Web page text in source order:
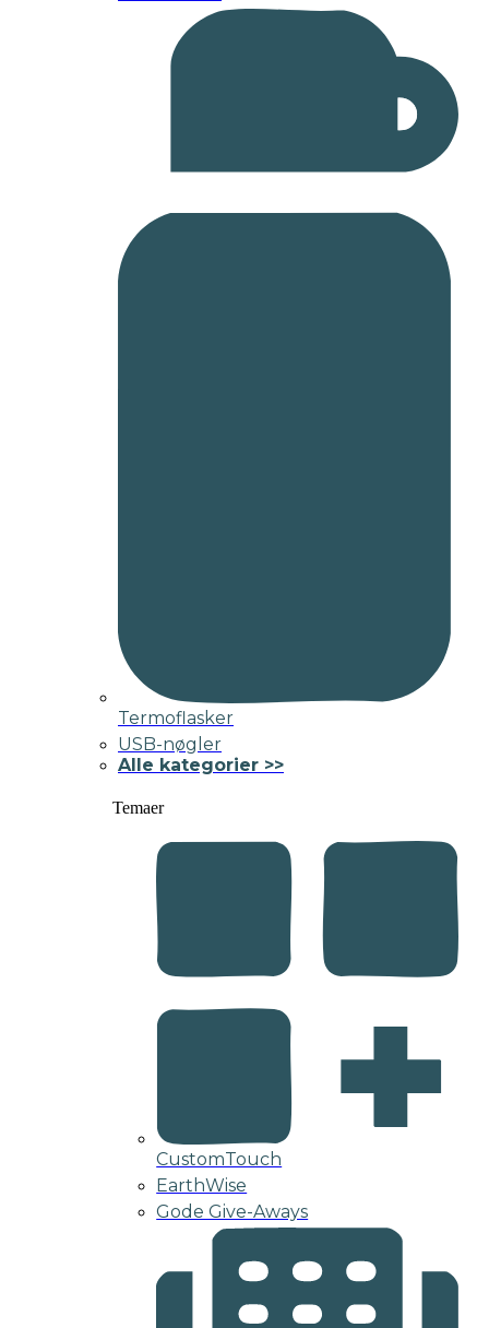
Termoflasker
USB-nøgler
Alle kategorier >>
Temaer
CustomTouch
EarthWise
Gode Give-Aways